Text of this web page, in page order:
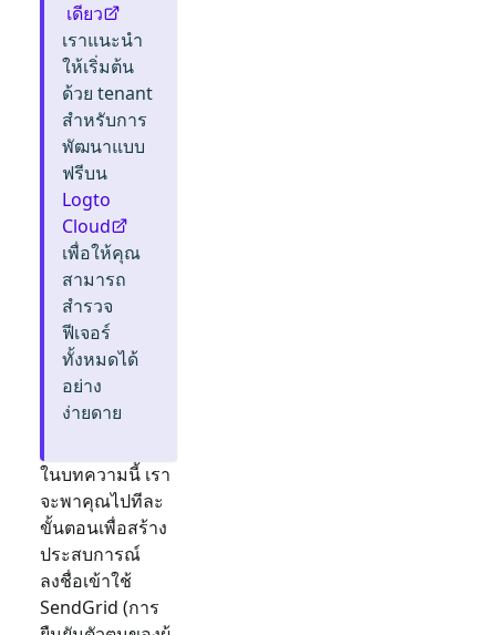
เดียว
เราแนะนำ
ให้เริ่มต้น
ด้วย tenant
สำหรับการ
พัฒนาแบบ
ฟรีบน
Logto
Cloud
เพื่อให้คุณ
สามารถ
สำรวจ
ฟีเจอร์
ทั้งหมดได้
อย่าง
ง่ายดาย
ในบทความนี้ เรา
จะพาคุณไปทีละ
ขั้นตอนเพื่อสร้าง
ประสบการณ์
ลงชื่อเข้าใช้
SendGrid (การ